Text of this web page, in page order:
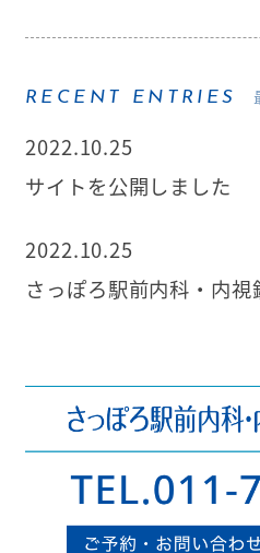
RECENT ENTRIES
2022.10.25
サイトを公開しました
2022.10.25
さっぽろ駅前内科・内